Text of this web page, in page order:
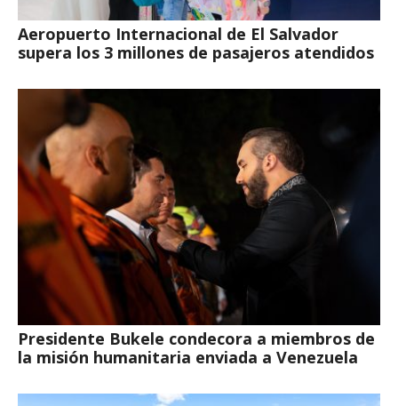
Aeropuerto Internacional de El Salvador
supera los 3 millones de pasajeros atendidos
Presidente Bukele condecora a miembros de
la misión humanitaria enviada a Venezuela